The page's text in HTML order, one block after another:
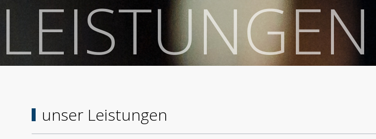
LEISTUNGEN
unser Leistungen